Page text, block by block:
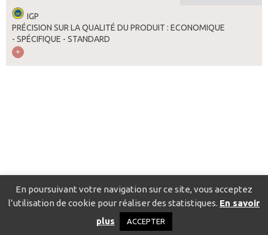
IGP
PRÉCISION SUR LA QUALITÉ DU PRODUIT : ECONOMIQUE
- SPÉCIFIQUE - STANDARD
Catalogue pour localiser les fournisseurs
Politique de confidentialité
En poursuivant votre navigation sur ce site, vous acceptez
l’utilisation de cookie pour réaliser des statistiques. En savoir
plus
ACCEPTER